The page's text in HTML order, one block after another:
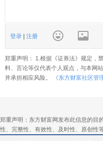
登录 注册
郑重声明： 1.根据《证券法》规定，
料、言论等仅代表个人观点，与本网
并承担相应风险。
《东方财富社区管
郑重声明：东方财富网发布此信息的目
性、完整性、有效性、及时性、原创性